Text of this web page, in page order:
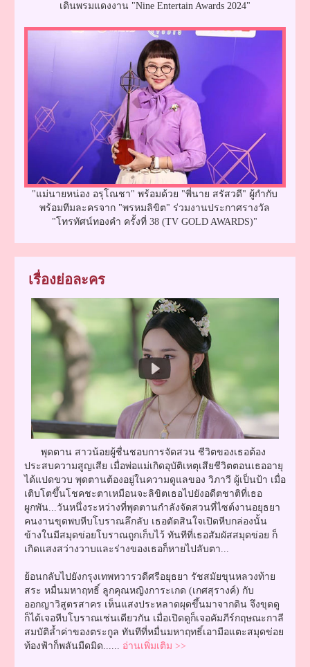
เดินพรมแดงงาน "Nine Entertain Awards 2024"
"แม่นายหน่อง อรุโณชา" พร้อมด้วย "พี่นาย สรัสวดี" ผู้กำกับ
พร้อมทีมละครจาก "พรหมลิขิต" ร่วมงานประกาศรางวัล
"โทรทัศน์ทองคำ ครั้งที่ 38 (TV GOLD AWARDS)"
เรื่องย่อละคร
พุดตาน สาวน้อยผู้ชื่นชอบการจัดสวน ชีวิตของเธอต้อง
ประสบความสูญเสีย เมื่อพ่อแม่เกิดอุบัติเหตุเสียชีวิตตอนเธออายุ
ได้แปดขวบ พุดตานต้องอยู่ในความดูแลของ วิภาวี ผู้เป็นป้า เมื่อ
เติบโตขึ้นโชคชะตาเหมือนจะลิขิตเธอไปยังอดีตชาติที่เธอ
ผูกพัน...วันหนึ่งระหว่างที่พุดตานกำลังจัดสวนที่ไซต์งานอยุธยา
คนงานขุดพบหีบโบราณลึกลับ เธอตัดสินใจเปิดหีบกล่องนั้น
ข้างในมีสมุดข่อยโบราณถูกเก็บไว้ ทันทีที่เธอสัมผัสสมุดข่อย ก็
เกิดแสงสว่างวาบและร่างของเธอก็หายไปลับตา...
ย้อนกลับไปยังกรุงเทพทวารวดีศรีอยุธยา รัชสมัยขุนหลวงท้าย
สระ หมื่นมหาฤทธิ์ ลูกคุณหญิงการะเกด (เกศสุรางค์) กับ
ออกญาวิสูตรสาคร เห็นแสงประหลาดผุดขึ้นมาจากดิน จึงขุดดู
ก็ได้เจอหีบโบราณเช่นเดียวกัน เมื่อเปิดดูก็เจอคัมภีร์กฤษณะกาลี
สมบัติล้ำค่าของตระกูล ทันทีที่หมื่นมหาฤทธิ์เอามือแตะสมุดข่อย
ท้องฟ้าก็พลันมืดมิด...... อ่านเพิ่มเติม >>